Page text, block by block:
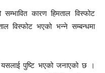
कारण हिमताल विस्फोट
विस्फोट भएको भन्ने सम्बन्धमा
पुष्टि भएको जनाएको छ ।